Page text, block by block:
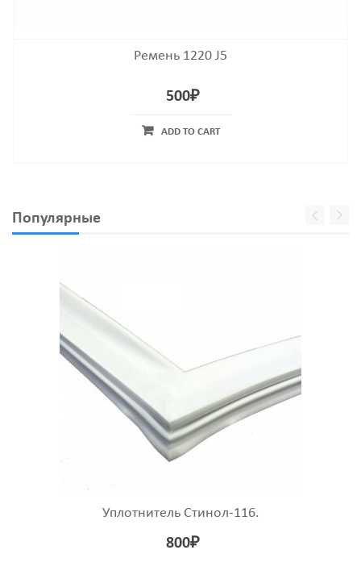
Ремень 1220 J5
500₽
ADD TO CART
Популярные
Уплотнитель Стинол-116.
800₽